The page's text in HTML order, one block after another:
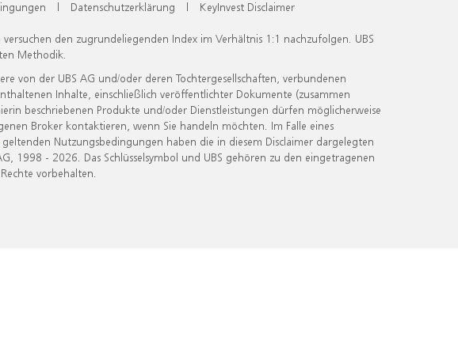
| Datenschutzerklärung | KeyInvest Disclaimer
den zugrundeliegenden Index im Verhältnis 1:1 nachzufolgen. UBS
Methodik.
von der UBS AG und/oder deren Tochtergesellschaften, verbundenen
Inhalte, einschließlich veröffentlichter Dokumente (zusammen
beschriebenen Produkte und/oder Dienstleistungen dürfen möglicherweise
Broker kontaktieren, wenn Sie handeln möchten. Im Falle eines
geltenden Nutzungsbedingungen haben die in diesem Disclaimer dargelegten
1998 - 2026. Das Schlüsselsymbol und UBS gehören zu den eingetragenen
vorbehalten.